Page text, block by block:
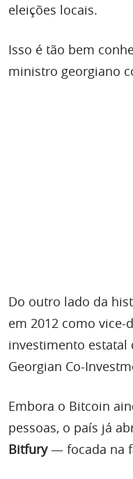
eleições locais.
Isso é tão bem
ministro georgiano
Do outro lado da
em 2012 como
investimento estatal
Georgian Co-
Embora o Bitcoin
pessoas, o país já
Bitfury— focada na